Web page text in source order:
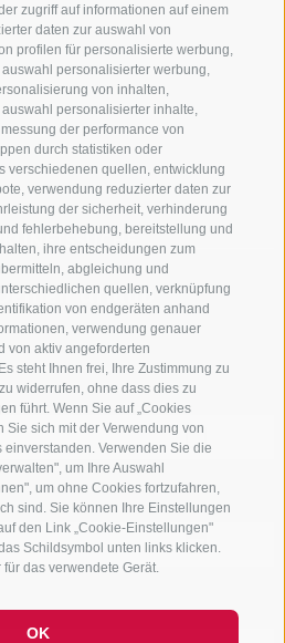
zugriff auf informationen auf einem
daten zur auswahl von
profilen für personalisierte werbung,
personalisierter werbung,
von inhalten,
personalisierter inhalte,
der performance von
durch statistiken oder
verschiedenen quellen, entwicklung
verwendung reduzierter daten zur
der sicherheit, verhinderung
fehlerbehebung, bereitstellung und
ihre entscheidungen zum
abgleichung und
quellen, verknüpfung
von endgeräten anhand
verwendung genauer
von aktiv angeforderten
steht Ihnen frei, Ihre Zustimmung zu
widerrufen, ohne dass dies zu
führt. Wenn Sie auf „Cookies
Sie sich mit der Verwendung von
Verwenden Sie die
um Ihre Auswahl
um ohne Cookies fortzufahren,
sind. Sie können Ihre Einstellungen
den Link „Cookie-Einstellungen"
Schildsymbol unten links klicken.
das verwendete Gerät.
OK
Urlaub